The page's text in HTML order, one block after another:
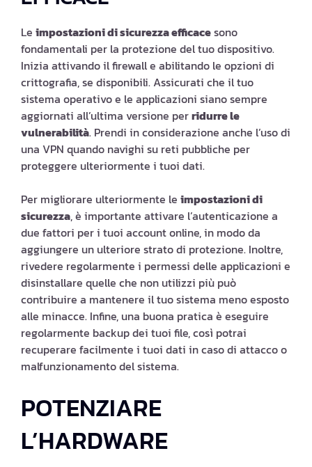
Le impostazioni di sicurezza efficacesono
fondamentali per la protezione del tuo dispositivo.
Inizia attivando il firewall e abilitando le opzioni di
crittografia, se disponibili. Assicurati che il tuo
sistema operativo e le applicazioni siano sempre
aggiornati all’ultima versione perridurre le
vulnerabilità. Prendi in considerazione anche l’uso di
una VPN quando navighi su reti pubbliche per
proteggere ulteriormente i tuoi dati.
Per migliorare ulteriormente le impostazioni di
sicurezza, è importante attivare l’autenticazione a
due fattori per i tuoi account online, in modo da
aggiungere un ulteriore strato di protezione. Inoltre,
rivedere regolarmente i permessi delle applicazioni e
disinstallare quelle che non utilizzi più può
contribuire a mantenere il tuo sistema meno esposto
alle minacce. Infine, una buona pratica è eseguire
regolarmente backup dei tuoi file, così potrai
recuperare facilmente i tuoi dati in caso di attacco o
malfunzionamento del sistema.
POTENZIARE
L’HARDWARE